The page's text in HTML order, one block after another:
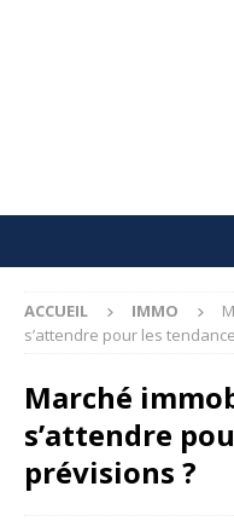
ACCUEIL IMMO
s’attendre pour les
Marché
s’attendre
prévisions ?